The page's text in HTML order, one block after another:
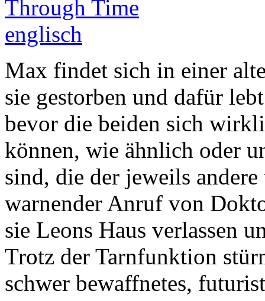
Max findet sich in einer
sie gestorben und dafür
bevor die beiden sich
können, wie ähnlich oder
sind, die der jeweils
warnender Anruf von
sie Leons Haus verlassen
Trotz der Tarnfunktion
schwer bewaffnetes,